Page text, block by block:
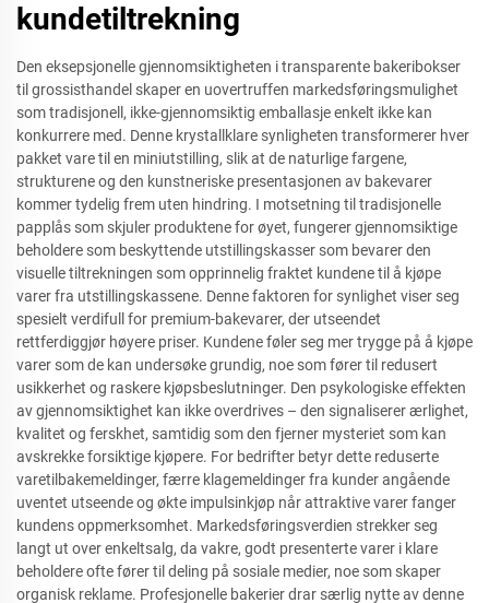
kundetiltrekning
Den eksepsjonelle gjennomsiktigheten i transparente bakeribokser
til grossisthandel skaper en uovertruffen markedsføringsmulighet
som tradisjonell, ikke-gjennomsiktig emballasje enkelt ikke kan
konkurrere med. Denne krystallklare synligheten transformerer hver
pakket vare til en miniutstilling, slik at de naturlige fargene,
strukturene og den kunstneriske presentasjonen av bakevarer
kommer tydelig frem uten hindring. I motsetning til tradisjonelle
papplås som skjuler produktene for øyet, fungerer gjennomsiktige
beholdere som beskyttende utstillingskasser som bevarer den
visuelle tiltrekningen som opprinnelig fraktet kundene til å kjøpe
varer fra utstillingskassene. Denne faktoren for synlighet viser seg
spesielt verdifull for premium-bakevarer, der utseendet
rettferdiggjør høyere priser. Kundene føler seg mer trygge på å kjøpe
varer som de kan undersøke grundig, noe som fører til redusert
usikkerhet og raskere kjøpsbeslutninger. Den psykologiske effekten
av gjennomsiktighet kan ikke overdrives – den signaliserer ærlighet,
kvalitet og ferskhet, samtidig som den fjerner mysteriet som kan
avskrekke forsiktige kjøpere. For bedrifter betyr dette reduserte
varetilbakemeldinger, færre klagemeldinger fra kunder angående
uventet utseende og økte impulsinkjøp når attraktive varer fanger
kundens oppmerksomhet. Markedsføringsverdien strekker seg
langt ut over enkeltsalg, da vakre, godt presenterte varer i klare
beholdere ofte fører til deling på sosiale medier, noe som skaper
organisk reklame. Profesjonelle bakerier drar særlig nytte av denne